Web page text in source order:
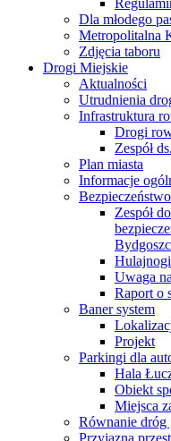
Dla młodego
Metropolitalna
Zdjęcia taboru
Drogi Miejskie
Aktualności
Utrudnienia
Infrastruktura
Drogi
Zespół
Plan miasta
Informacje
Zespół
Uwaga
Raport o
Baner system
Projekt
Parkingi dla
Hala
Obiekt
Miejsca
Równanie dróg
Przyjazna